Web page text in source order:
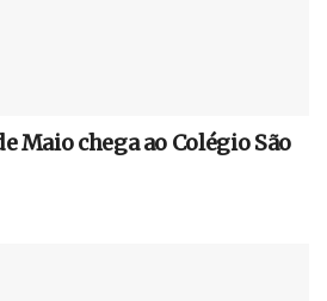
Maio chega ao Colégio São